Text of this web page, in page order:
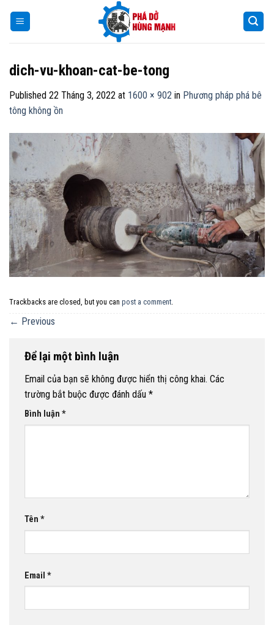
dich-vu-khoan-cat-be-tong
Published 22 Tháng 3, 2022 at 1600 × 902 in Phương pháp phá bê
tông không ồn
Trackbacks are closed, but you can post a comment
← Previous
Để lại một bình luận
Email của bạn sẽ không được hiển thị công khai. Các
trường bắt buộc được đánh dấu *
Bình luận *
Tên *
Email *